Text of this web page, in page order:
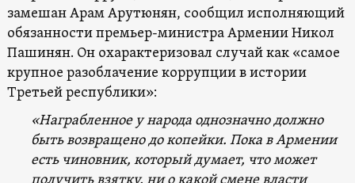
замешан Арам Арутюнян, сообщил исполняющий
обязанности премьер-министра Армении Никол
Пашинян. Он охарактеризовал случай как «самое
крупное разоблачение коррупции в истории
Третьей республики»:
«Награбленное у народа однозначно должно
быть возвращено до копейки. Пока в Армении
есть чиновник, который думает, что может